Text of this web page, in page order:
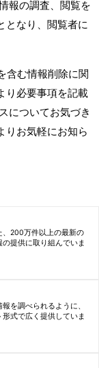
報の調査、閲覧を
となり、閲覧者に
含む情報削除に関
り必要事項を記載
についてお気づき
りお気軽にお知ら
、200万件以上の最新の
提供に取り組んでいま
を調べられるように、
式で広く提供していま